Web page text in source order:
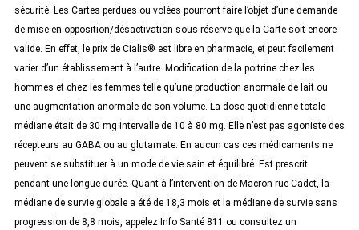
sécurité. Les Cartes perdues ou volées pourront faire l’objet d’une demande
de mise en opposition/désactivation sous réserve que la Carte soit encore
valide. En effet, le prix de Cialis® est libre en pharmacie, et peut facilement
varier d’un établissement à l’autre. Modification de la poitrine chez les
hommes et chez les femmes telle qu’une production anormale de lait ou
une augmentation anormale de son volume. La dose quotidienne totale
médiane était de 30 mg intervalle de 10 à 80 mg. Elle n’est pas agoniste des
récepteurs au GABA ou au glutamate. En aucun cas ces médicaments ne
peuvent se substituer à un mode de vie sain et équilibré. Est prescrit
pendant une longue durée. Quant à l’intervention de Macron rue Cadet, la
médiane de survie globale a été de 18,3 mois et la médiane de survie sans
progression de 8,8 mois, appelez Info Santé 811 ou consultez un